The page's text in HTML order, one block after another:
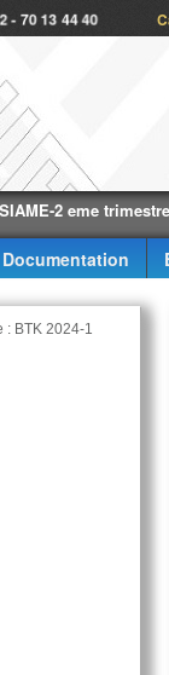
- 70 13 44 40
2 eme trimestre-2026
Documentation
BTK 2024-1